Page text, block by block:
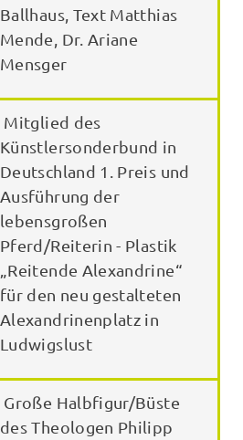
Ballhaus, Text Matthias
Mende, Dr. Ariane
Mensger
Mitglied des
Künstlersonderbund in
Deutschland 1. Preis und
Ausführung der
lebensgroßen
Pferd/Reiterin - Plastik
„Reitende Alexandrine“
für den neu gestalteten
Alexandrinenplatz in
Ludwigslust
Große Halbfigur/Büste
des Theologen Philipp